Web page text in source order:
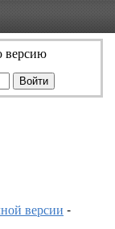
версию
версии -